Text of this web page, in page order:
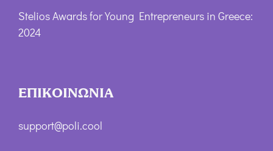
Stelios Awards for Young Entrepreneurs in Greece:
2024
ΕΠΙΚΟΙΝΩΝΙΑ
support@poli.cool